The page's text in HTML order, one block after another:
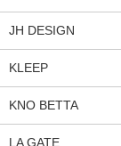
JH DESIGN
KLEEP
KNO BETTA
LA GATE